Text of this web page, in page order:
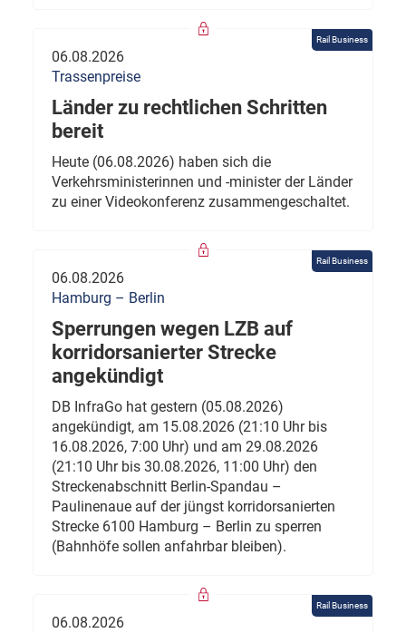
Rail Business
06.08.2026
Trassenpreise
Länder zu rechtlichen Schritten
bereit
Heute (06.08.2026) haben sich die
Verkehrsministerinnen und -minister der Länder
zu einer Videokonferenz zusammengeschaltet.
Rail Business
06.08.2026
Hamburg – Berlin
Sperrungen wegen LZB auf
korridorsanierter Strecke
angekündigt
DB InfraGo hat gestern (05.08.2026)
angekündigt, am 15.08.2026 (21:10 Uhr bis
16.08.2026, 7:00 Uhr) und am 29.08.2026
(21:10 Uhr bis 30.08.2026, 11:00 Uhr) den
Streckenabschnitt Berlin-Spandau –
Paulinenaue auf der jüngst korridorsanierten
Strecke 6100 Hamburg – Berlin zu sperren
(Bahnhöfe sollen anfahrbar bleiben).
Rail Business
06.08.2026